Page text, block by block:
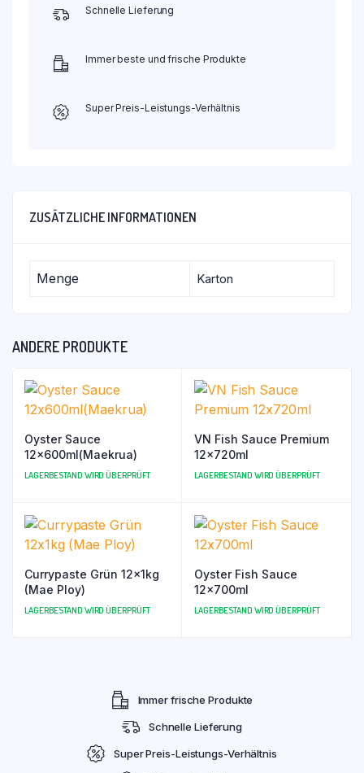
Schnelle Lieferung
Immer beste und frische Produkte
Super Preis-Leistungs-Verhältnis
ZUSÄTZLICHE INFORMATIONEN
Menge Karton
ANDERE PRODUKTE
Oyster Sauce
12x600ml(Maekrua)
LAGERBESTAND WIRD ÜBERPRÜFT
VN Fish Sauce Premium
12x720ml
LAGERBESTAND WIRD ÜBERPRÜFT
Currypaste Grün 12x1kg
(Mae Ploy)
LAGERBESTAND WIRD ÜBERPRÜFT
Oyster Fish Sauce
12x700ml
LAGERBESTAND WIRD ÜBERPRÜFT
Immer frische Produkte
Schnelle Lieferung
Super Preis-Leistungs-Verhältnis